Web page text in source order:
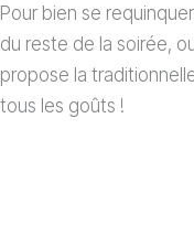
Pour bien se
du reste de la soirée,
propose la
tous les goûts !